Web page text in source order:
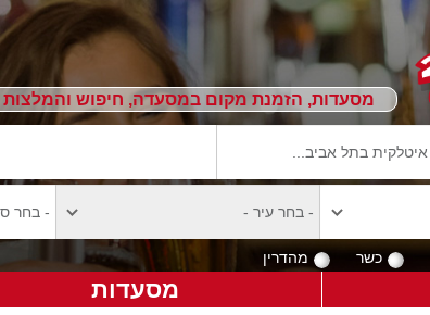
מסעדות, הזמנת מקום במסעדה, חיפוש
כשר מהדרין
מסעדות